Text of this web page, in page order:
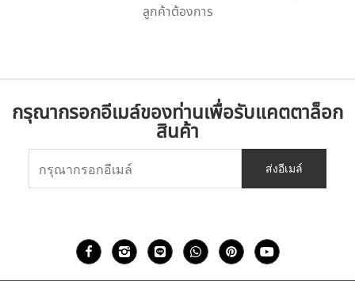
ลูกค้าต้องการ
กรุณากรอกอีเมล์ของท่านเพื่อรับแคตตาล็อก
สินค้า